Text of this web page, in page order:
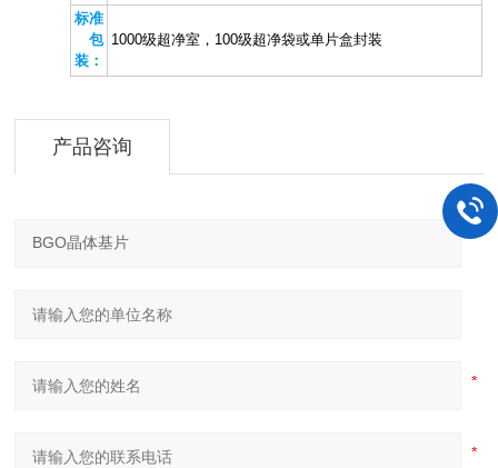
标准
包
装：
1000级超净室，100级超净袋或单片盒封装
产品咨询